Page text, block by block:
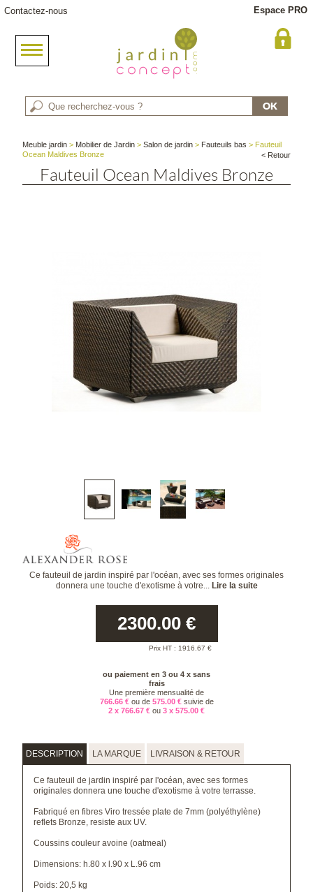
Contactez-nous Espace PRO
Meuble jardin > Mobilier de Jardin >Salon de jardin > Fauteuils bas > Fauteuil
Ocean Maldives Bronze
< Retour
Fauteuil Ocean Maldives Bronze
Ce fauteuil de jardin inspiré par l'océan, avec ses formes originales
donnera une touche d'exotisme à votre... Lire la suite
2300.00 €
Prix HT : 1916.67 €
ou paiement en 3 ou 4 x sans
frais
Une première mensualité de
766.66 € ou de 575.00 € suivie de
2 x 766.67 € ou 3 x 575.00 €
DESCRIPTION LA MARQUE LIVRAISON & RETOUR
Ce fauteuil de jardin inspiré par l'océan, avec ses formes
originales donnera une touche d'exotisme à votre terrasse.
Fabriqué en fibres Viro tressée plate de 7mm (polyéthylène)
reflets Bronze, resiste aux UV.
Coussins couleur avoine (oatmeal)
Dimensions: h.80 x l.90 x L.96 cm
Poids: 20,5 kg